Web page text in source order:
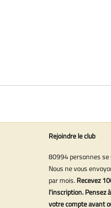
Rejoindre le club
80994 personnes se
Nous ne vous
par mois. Recevez
l'inscription. Pensez
votre compte avant